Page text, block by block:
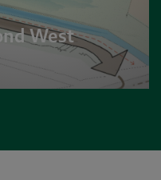
West